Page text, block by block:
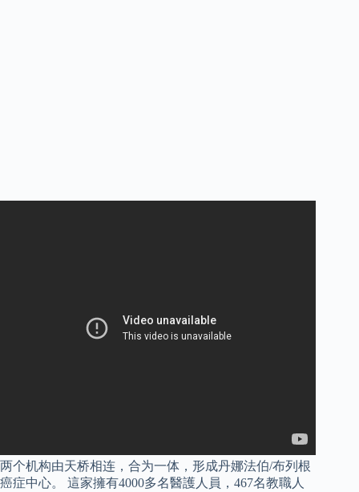
两个机构由天桥相连，合为一体，形成丹娜法伯/布列根
癌症中心。 這家擁有4000多名醫護人員，467名教職人